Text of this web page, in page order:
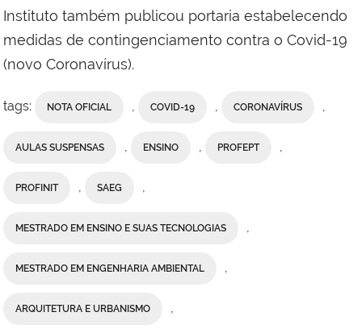
Instituto também publicou portaria estabelecendo
medidas de contingenciamento contra o Covid-19
(novo Coronavírus).
tags: NOTA OFICIAL COVID-19 CORONAVÍRUS
AULAS SUSPENSAS ENSINO PROFEPT
PROFINIT SAEG
MESTRADO EM ENSINO E SUAS TECNOLOGIAS
MESTRADO EM ENGENHARIA AMBIENTAL
ARQUITETURA E URBANISMO